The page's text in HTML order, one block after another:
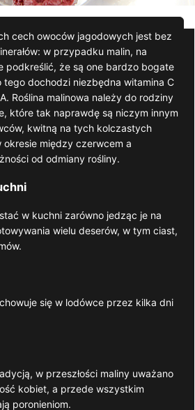
cech owoców jagodowych jest bez
w przypadku malin, na
podkreślić, że są one bardzo bogate
tego dochodzi niezbędna witamina C
Roślina malinowa należy do rodziny
które tak naprawdę są niczym innym
kwitną na tych kolczastych
między czerwcem a
od odmiany rośliny.
w kuchni zarówno jedząc je na
wielu deserów, w tym ciast,
się w lodówce przez kilka dni
w przeszłości maliny uważano
kobiet, a przede wszystkim
poronieniom.
Mus Jogurtowy Z